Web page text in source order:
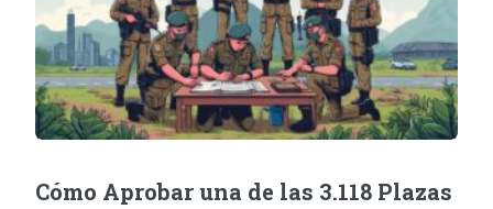
Cómo Aprobar una de las 3.118 Plazas